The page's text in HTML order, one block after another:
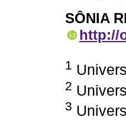
SÔNIA
http://
1
2
3